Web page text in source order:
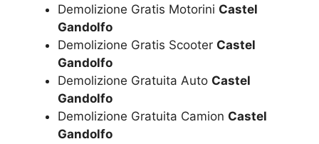
Demolizione Gratis Motorini Castel
Gandolfo
Demolizione Gratis Scooter Castel
Gandolfo
Demolizione Gratuita Auto Castel
Gandolfo
Demolizione Gratuita Camion Castel
Gandolfo